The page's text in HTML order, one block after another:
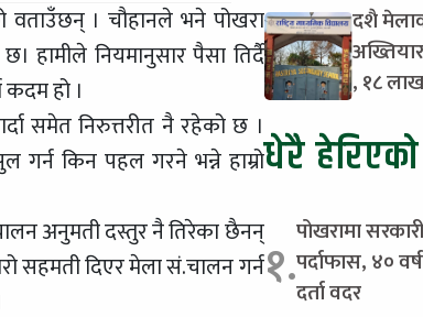
वताउँछन् । चौहानले भने पोखरा
हामीले नियमानुसार पैसा तिर्दै
हो ।
समेत निरुत्तरीत नै रहेको छ ।
गर्न किन पहल गरने भन्ने हाम्रो
अनुमती दस्तुर नै तिरेका छैनन्
सहमती दिएर मेला सं.चालन गर्न
दशै
, १८
धेरै हेरिएको
१.पोखरामा
पर्दाफास, ४०
दर्ता वदर